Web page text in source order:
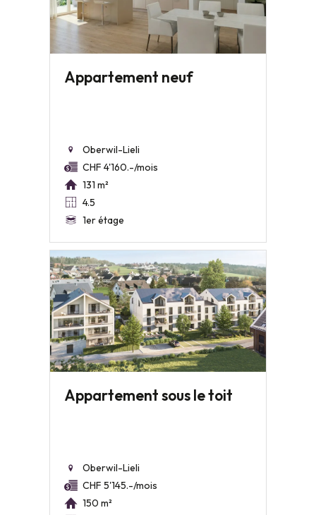
Appartement neuf
Oberwil-Lieli
CHF 4'160.-/mois
131 m²
4.5
1er étage
Appartement sous le toit
Oberwil-Lieli
CHF 5'145.-/mois
150 m²